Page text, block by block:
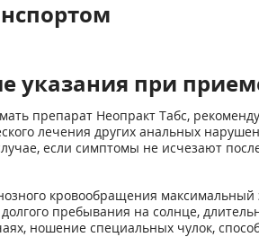
указания при
препарат Неопракт Табс,
лечения других анальных
если симптомы не исчезают
кровообращения максимальный
пребывания на солнце,
ношение специальных чулок,